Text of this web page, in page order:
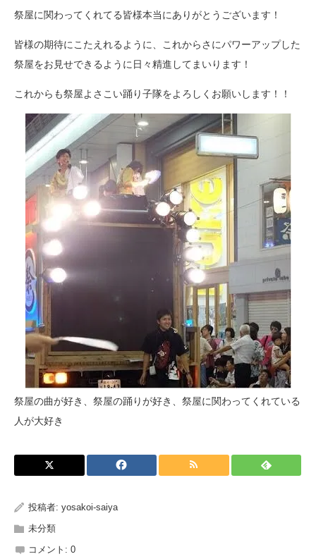
祭屋に関わってくれてる皆様本当にありがとうございます！
皆様の期待にこたえれるように、これからさにパワーアップした
祭屋をお見せできるように日々精進してまいります！
これからも祭屋よさこい踊り子隊をよろしくお願いします！！
祭屋の曲が好き、祭屋の踊りが好き、祭屋に関わってくれている
人が大好き
投稿者: yosakoi-saiya
未分類
コメント: 0